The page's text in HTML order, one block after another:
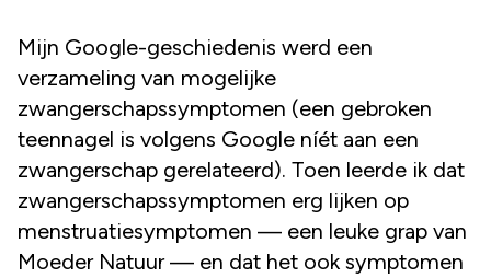
Mijn Google-geschiedenis werd een
verzameling van mogelijke
zwangerschapssymptomen (een gebroken
teennagel is volgens Google níét aan een
zwangerschap gerelateerd). Toen leerde ik dat
zwangerschapssymptomen erg lijken op
menstruatiesymptomen — een leuke grap van
Moeder Natuur — en dat het ook symptomen